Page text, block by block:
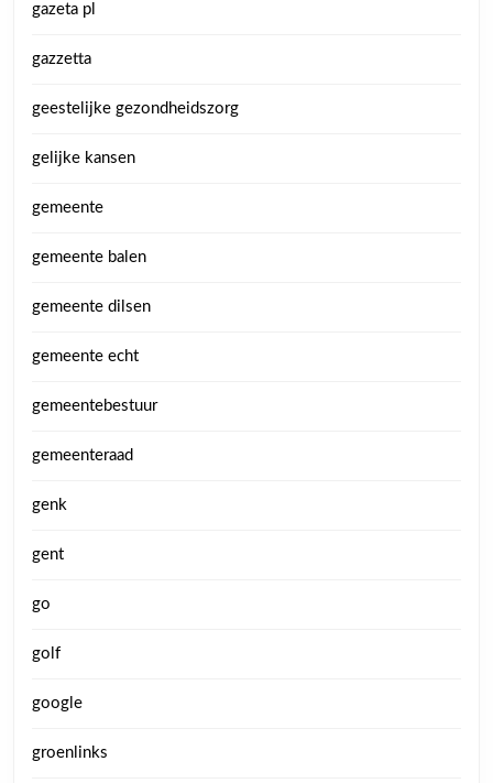
gazeta pl
gazzetta
geestelijke gezondheidszorg
gelijke kansen
gemeente
gemeente balen
gemeente dilsen
gemeente echt
gemeentebestuur
gemeenteraad
genk
gent
go
golf
google
groenlinks